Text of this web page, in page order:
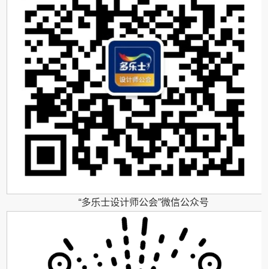
“多乐士设计师公会”微信公众号